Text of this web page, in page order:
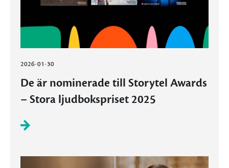
2026-01-30
De är nominerade till Storytel Awards
– Stora ljudbokspriset 2025